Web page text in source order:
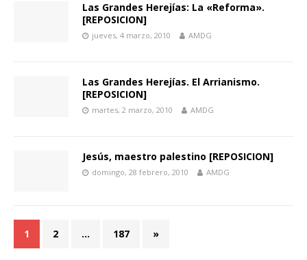
Las Grandes Herejías: La «Reforma».
[REPOSICION]
jueves, 4 marzo, 2010 AMDG
Las Grandes Herejías. El Arrianismo.
[REPOSICION]
martes, 2 marzo, 2010 AMDG
Jesús, maestro palestino [REPOSICION]
domingo, 28 febrero, 2010 AMDG
1 2 … 187 »